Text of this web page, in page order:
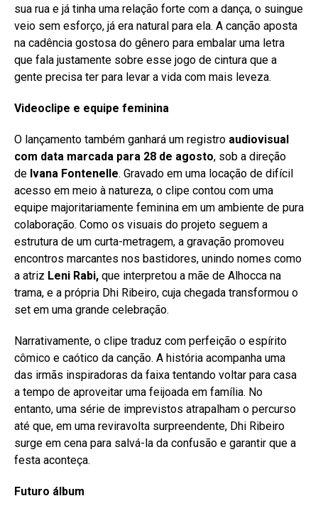
sua rua e já tinha uma relação forte com a dança, o suingue
veio sem esforço, já era natural para ela. A canção aposta
na cadência gostosa do gênero para embalar uma letra
que fala justamente sobre esse jogo de cintura que a
gente precisa ter para levar a vida com mais leveza.
Videoclipe e equipe feminina
O lançamento também ganhará um registro audiovisual
com data marcada para 28 de agosto, sob a direção
de Ivana Fontenelle. Gravado em uma locação de difícil
acesso em meio à natureza, o clipe contou com uma
equipe majoritariamente feminina em um ambiente de pura
colaboração. Como os visuais do projeto seguem a
estrutura de um curta-metragem, a gravação promoveu
encontros marcantes nos bastidores, unindo nomes como
a atriz Leni Rabi, que interpretou a mãe de Alhocca na
trama, e a própria Dhi Ribeiro, cuja chegada transformou o
set em uma grande celebração.
Narrativamente, o clipe traduz com perfeição o espírito
cômico e caótico da canção. A história acompanha uma
das irmãs inspiradoras da faixa tentando voltar para casa
a tempo de aproveitar uma feijoada em família. No
entanto, uma série de imprevistos atrapalham o percurso
até que, em uma reviravolta surpreendente, Dhi Ribeiro
surge em cena para salvá-la da confusão e garantir que a
festa aconteça.
Futuro álbum